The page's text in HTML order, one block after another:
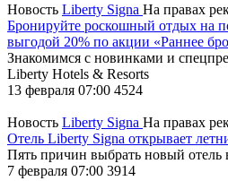
Новость Liberty Signa На правах
Бронируйте роскошный отдых на
выгодой 20% по акции «Раннее
Знакомимся с новинками и
Liberty Hotels & Resorts
13 февраля 07:00 4524
Новость Liberty Signa На правах
Отель Liberty Signa открывает
Пять причин выбрать новый отель
7 февраля 07:00 3914